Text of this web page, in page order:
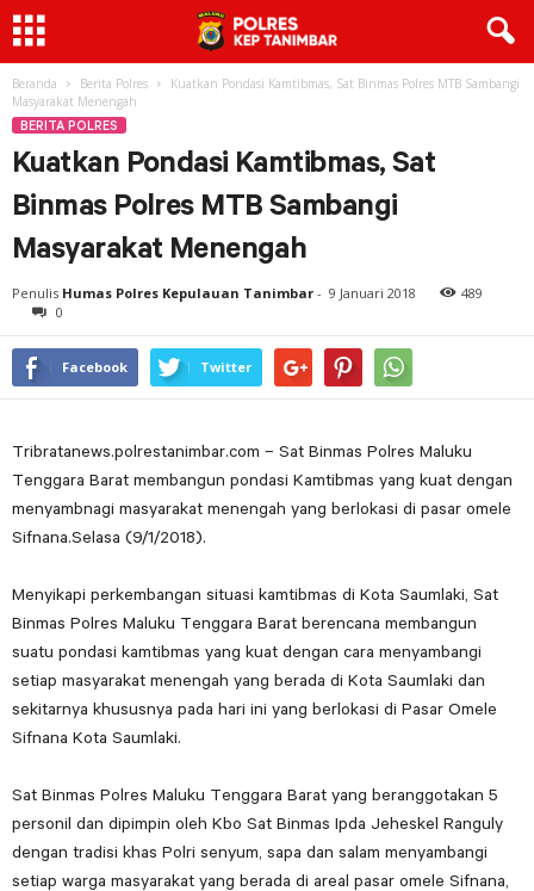
Beranda Berita Polres
Kuatkan Pondasi Kamtibmas, Sat Binmas Polres MTB Sambangi
Masyarakat Menengah
BERITA POLRES
Kuatkan Pondasi Kamtibmas, Sat
Binmas Polres MTB Sambangi
Masyarakat Menengah
Penulis Humas Polres Kepulauan Tanimbar - 9 Januari 2018
489
0
Facebook Twitter
Tribratanews.polrestanimbar.com – Sat Binmas Polres Maluku
Tenggara Barat membangun pondasi Kamtibmas yang kuat dengan
menyambnagi masyarakat menengah yang berlokasi di pasar omele
Sifnana.Selasa (9/1/2018).
Menyikapi perkembangan situasi kamtibmas di Kota Saumlaki, Sat
Binmas Polres Maluku Tenggara Barat berencana membangun
suatu pondasi kamtibmas yang kuat dengan cara menyambangi
setiap masyarakat menengah yang berada di Kota Saumlaki dan
sekitarnya khususnya pada hari ini yang berlokasi di Pasar Omele
Sifnana Kota Saumlaki.
Sat Binmas Polres Maluku Tenggara Barat yang beranggotakan 5
personil dan dipimpin oleh Kbo Sat Binmas Ipda Jeheskel Ranguly
dengan tradisi khas Polri senyum, sapa dan salam menyambangi
setiap warga masyarakat yang berada di areal pasar omele Sifnana,